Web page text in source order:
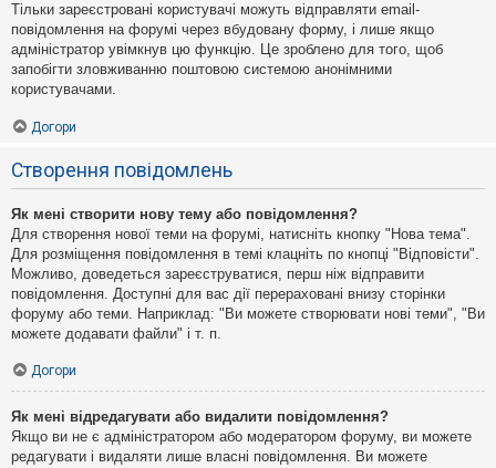
Тільки зареєстровані користувачі можуть відправляти email-
повідомлення на форумі через вбудовану форму, і лише якщо
адміністратор увімкнув цю функцію. Це зроблено для того, щоб
запобігти зловживанню поштовою системою анонімними
користувачами.
Догори
Створення повідомлень
Як мені створити нову тему або повідомлення?
Для створення нової теми на форумі, натисніть кнопку "Нова тема".
Для розміщення повідомлення в темі клацніть по кнопці "Відповісти".
Можливо, доведеться зареєструватися, перш ніж відправити
повідомлення. Доступні для вас дії перераховані внизу сторінки
форуму або теми. Наприклад: "Ви можете створювати нові теми", "Ви
можете додавати файли" і т. п.
Догори
Як мені відредагувати або видалити повідомлення?
Якщо ви не є адміністратором або модератором форуму, ви можете
редагувати і видаляти лише власні повідомлення. Ви можете